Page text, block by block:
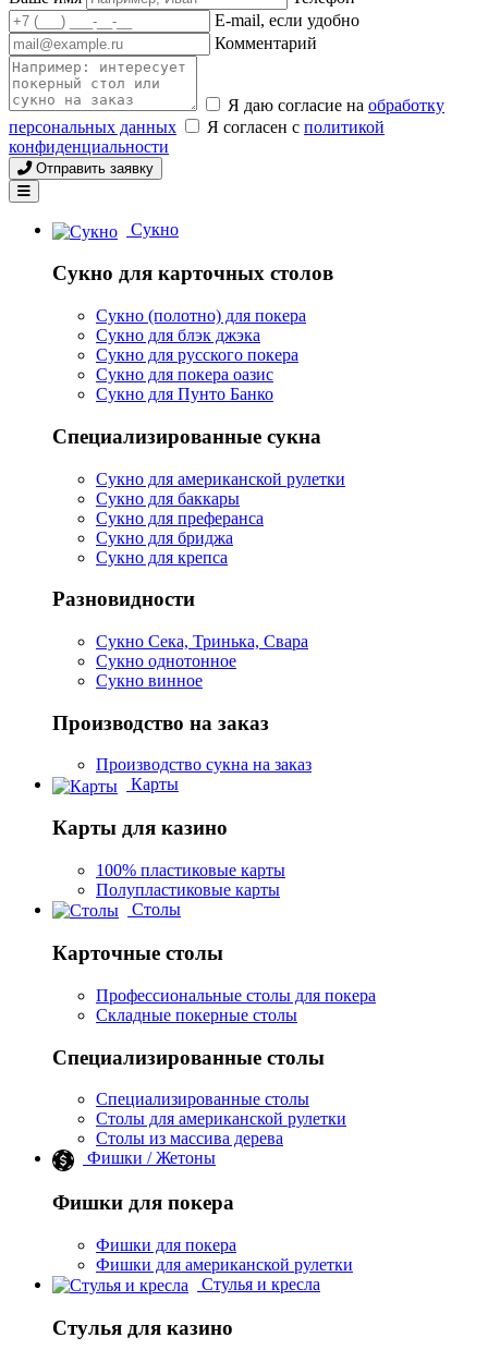
E-mail, если удобно
Комментарий
Я даю согласие на обработку
персональных данных
Я согласен с политикой
конфиденциальности
Отправить заявку
Сукно
Сукно для карточных столов
Сукно (полотно) для покера
Сукно для блэк джэка
Сукно для русского покера
Сукно для покера оазис
Сукно для Пунто Банко
Специализированные сукна
Сукно для американской рулетки
Сукно для баккары
Сукно для преферанса
Сукно для бриджа
Сукно для крепса
Разновидности
Сукно Сека, Тринька, Свара
Сукно однотонное
Сукно винное
Производство на заказ
Производство сукна на заказ
Карты
Карты для казино
100% пластиковые карты
Полупластиковые карты
Столы
Карточные столы
Профессиональные столы для покера
Складные покерные столы
Специализированные столы
Специализированные столы
Столы для американской рулетки
Столы из массива дерева
Фишки / Жетоны
Фишки для покера
Фишки для покера
Фишки для американской рулетки
Стулья и кресла
Стулья для казино